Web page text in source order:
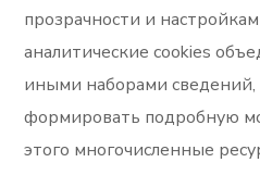
прозрачности и
аналитические cookies
иными наборами
формировать подробную
этого многочисленные